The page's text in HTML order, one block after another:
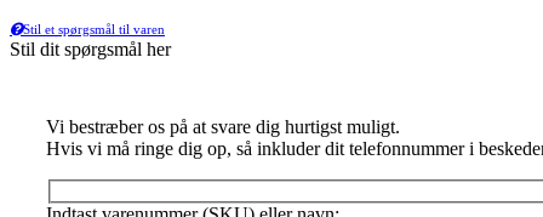
Stil et spørgsmål til varen
Stil dit spørgsmål her
Vi bestræber os på at svare dig hurtigst muligt.
Hvis vi må ringe dig op, så inkluder dit telefonnummer i